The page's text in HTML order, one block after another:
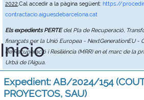
2022,Cal accedir a la pàgina següent: https://
contractacio.aiguesdebarcelona.cat
Els expedients PERTEdel Pla de Recuperació,
finançats per la Unió Europea - NextGenerationEU -
de Recuperació i Resiliència (MRR) en el marc de la
Urbà de l'Aigua.
Inicio
Expedient: AB/2024/154
PROYECTOS, SAU)